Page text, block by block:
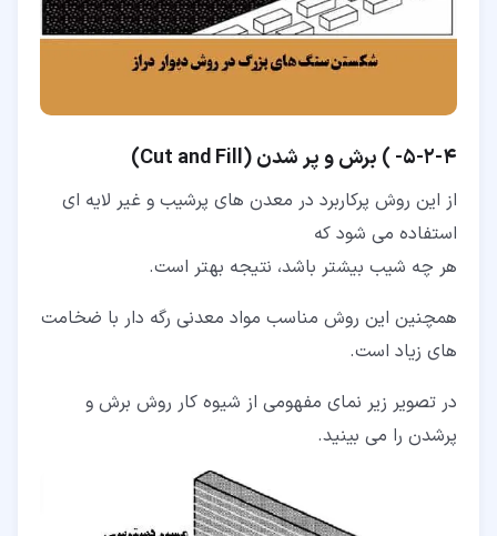
۴‏-‏۲‏-‏۵‏- ) برش و پر شدن (Cut and Fill)
از این روش پرکاربرد در معدن های پرشیب و غیر لایه ای
استفاده می شود که
هر چه شیب بیشتر باشد، نتیجه بهتر است.
همچنین این روش مناسب مواد معدنی رگه دار با ضخامت
های زیاد است.
در تصویر زیر نمای مفهومی از شیوه کار روش برش و
پرشدن را می بینید.